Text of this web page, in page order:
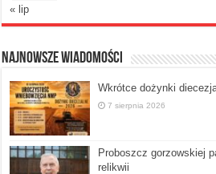
« lip
Najnowsze Wiadomości
Wkrótce dożynki
7 sierpnia 2026
Proboszcz gorzowskiej
relikwii